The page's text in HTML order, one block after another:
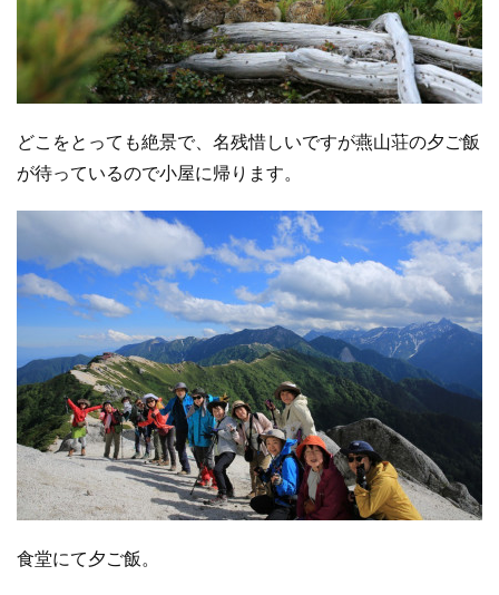
どこをとっても絶景で、名残惜しいですが燕山荘の夕ご飯
が待っているので小屋に帰ります。
食堂にて夕ご飯。